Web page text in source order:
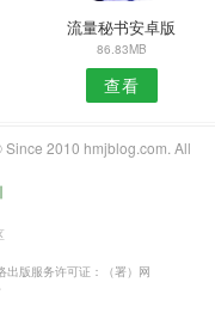
流量秘书安卓版
86.83MB
查看
2010 hmjblog.com. All
出版服务许可证：（署）网